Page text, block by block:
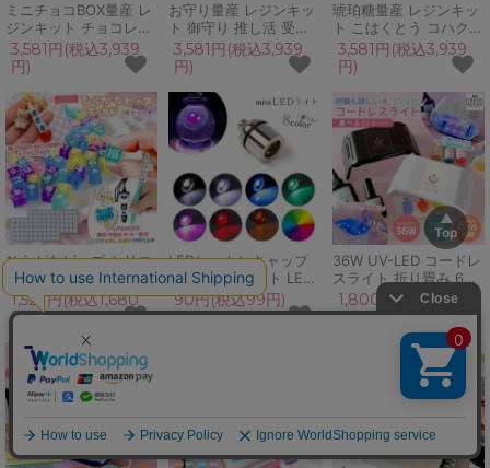
ミニチョコBOX量産 レ
ジンキット チョコレー
ト スイーツ キッズ 親
子で 量産 初心者 シリ
コンモールド 着色剤 子
供 プレゼント バレンタ
イン 友チョコ 手づくり
UVレジン
3,581円(税込3,939
円)
お守り量産 レジンキッ
ト 御守り 推し活 受験
卒業 部活 必勝 記念 願
掛け 名札 組み紐 キッ
ズ 親子で 量産 初心者
シリコンモールド プレ
ゼント 手づくり UVレ
ジン
3,581円(税込3,939
円)
琥珀糖量産 レジンキッ
ト こはくとう コハクト
ウ スイーツ 鉱石 天然
石 宝石 アクセサリー
シリコンモールド 親子
で プレゼント 手づくり
UVレジン 夏休み 工作
自由研究
3,581円(税込3,939
円)
ひらがなビーズ シリコ
ンモールド キューブ型
レジン型 平仮名 ネーム
お名前 推し活 量産 立
ト 工作 GreenOceanオ
リジナル♪
1,527円(税込1,680
円)
LEDヒートンキャップ
ミニカラーライト LED
ライト 電気 電球 光る
電灯 点灯 イルミネーシ
90円(税込99円)
36W UV-LED コードレ
スライト 折り畳み 6ヶ
月保証 レジンランプ 折
りたたみ 充電式 コード
レス タイマー UVレジ
ン UVライト UVランプ
1,800円(税込1,980
円)